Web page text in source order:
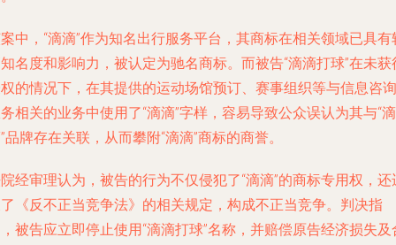
中，“滴滴”作为知名出行服务平台，其商标在相关领域已具有
名度和影响力，被认定为驰名商标。而被告“滴滴打球”在未获
的情况下，在其提供的运动场馆预订、赛事组织等与信息咨询
相关的业务中使用了“滴滴”字样，容易导致公众误认为其与“滴
品牌存在关联，从而攀附“滴滴”商标的商誉。
经审理认为，被告的行为不仅侵犯了“滴滴”的商标专用权，还
《反不正当竞争法》的相关规定，构成不正当竞争。判决指
被告应立即停止使用“滴滴打球”名称，并赔偿原告经济损失及